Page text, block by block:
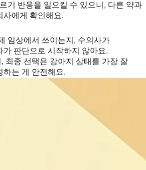
기 반응을 일으킬 수 있으니, 다른 약과
사에게 확인해요.
임상에서 쓰이는지, 수의사가
가 판단으로 시작하지 않아요.
최종 선택은 강아지 상태를 가장 잘
하는 게 안전해요.